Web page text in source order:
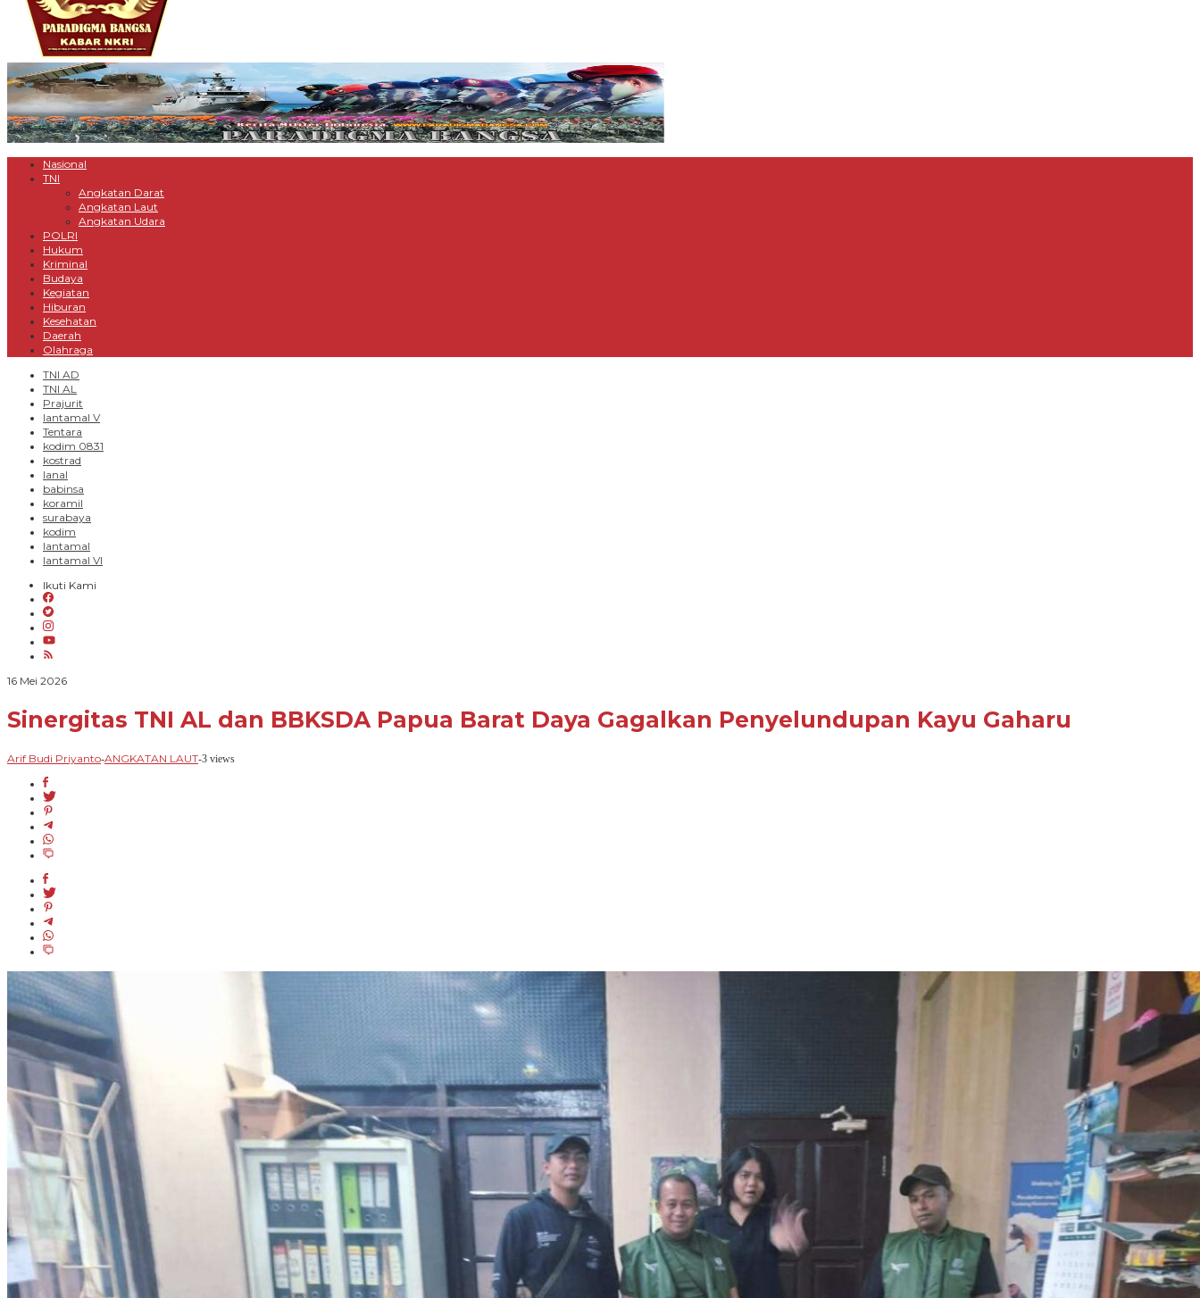
Nasional
TNI
Angkatan Darat
Angkatan Laut
Angkatan Udara
POLRI
Hukum
Kriminal
Budaya
Kegiatan
Hiburan
Kesehatan
Daerah
Olahraga
TNI AD
TNI AL
Prajurit
lantamal V
Tentara
kodim 0831
kostrad
lanal
babinsa
koramil
surabaya
kodim
lantamal
lantamal VI
Ikuti Kami
16 Mei 2026oleh
Priyanto
Sinergitas TNI AL dan BBKSDA Papua Barat Daya Gagalkan Penyelundupan Kayu Gaharu
Arif Budi Priyanto-ANGKATAN LAUT-3 views